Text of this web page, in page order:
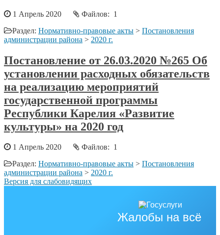
1 Апрель 2020
Файлов: 1
Раздел: Нормативно-правовые акты > Постановления
администрации района > 2020 г.
Постановление от 26.03.2020 №265 Об
установлении расходных обязательств
на реализацию мероприятий
государственной программы
Республики Карелия «Развитие
культуры» на 2020 год
1 Апрель 2020
Файлов: 1
Раздел: Нормативно-правовые акты > Постановления
администрации района > 2020 г.
Версия для слабовидящих
Жалобы на всё